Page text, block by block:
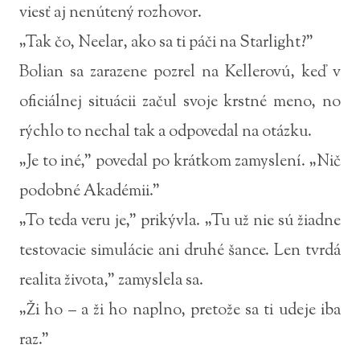
viesť aj nenútený rozhovor.
„Tak čo, Neelar, ako sa ti páči na Starlight?”
Bolian sa zarazene pozrel na Kellerovú, keď v
oficiálnej situácii začul svoje krstné meno, no
rýchlo to nechal tak a odpovedal na otázku.
„Je to iné,” povedal po krátkom zamyslení. „Nič
podobné Akadémii.”
„To teda veru je,” prikývla. „Tu už nie sú žiadne
testovacie simulácie ani druhé šance. Len tvrdá
realita života,” zamyslela sa.
„Ži ho – a ži ho naplno, pretože sa ti udeje iba
raz.”